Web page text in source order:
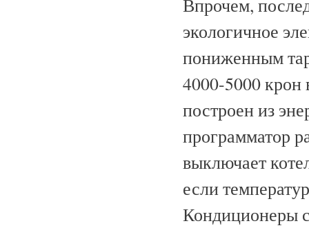
Впрочем,
экологичное
пониженным
4000-5000
построен из
программатор
выключает
если
Кондиционеры